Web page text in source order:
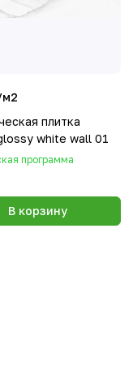
м2
плитка
white wall 01
программа
В корзину